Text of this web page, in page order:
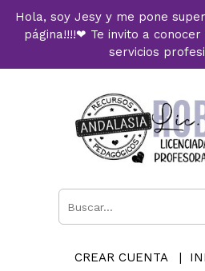
Hola, soy Jesy y me pone
página!!!!❤ Te invito a
servicios
CREAR CUENTA